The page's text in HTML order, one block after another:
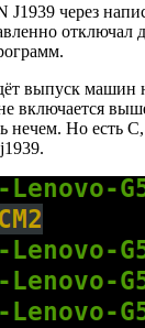
через
отключал
выпуск машин
включается
нечем. Но есть